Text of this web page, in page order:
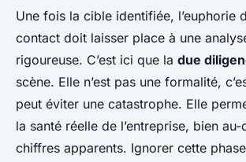
Une fois la cible identifiée, l’euphorie
contact doit laisser place à une
rigoureuse. C’est ici que la due
scène. Elle n’est pas une formalité,
peut éviter une catastrophe. Elle
la santé réelle de l’entreprise, bien au-
chiffres apparents. Ignorer cette